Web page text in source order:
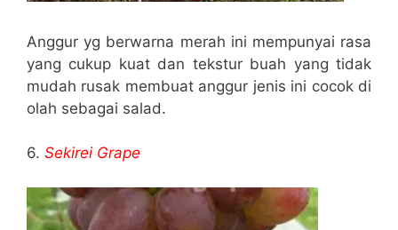
Anggur yg berwarna merah ini mempunyai rasa
yang cukup kuat dan tekstur buah yang tidak
mudah rusak membuat anggur jenis ini cocok di
olah sebagai salad.
6. Sekirei Grape